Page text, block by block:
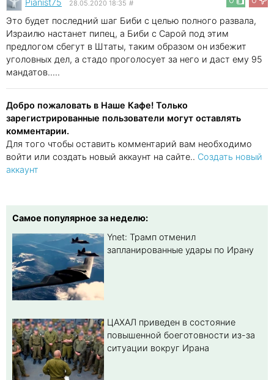
28.05.2020 18:35 #
Это будет последний шаг Биби с целью полного развала,
Израилю настанет пипец, а Биби с Сарой под этим
предлогом сбегут в Штаты, таким образом он избежит
уголовных дел, а стадо проголосует за него и даст ему 95
мандатов.....
Добро пожаловать в Наше Кафе! Только
зарегистрированные пользователи могут оставлять
комментарии.
Для того чтобы оставить комментарий вам необходимо
войти или создать новый аккаунт на сайте.. Создать новый
аккаунт
Самое популярное за неделю:
Ynet: Трамп отменил
запланированные удары по Ирану
ЦАХАЛ приведен в состояние
повышенной боеготовности из-за
ситуации вокруг Ирана